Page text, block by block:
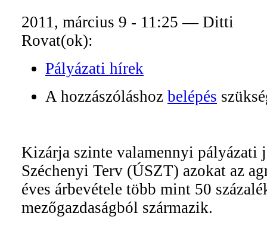
2011, március 9 - 11:25 — Ditti
Rovat(ok):
Pályázati hírek
A hozzászóláshoz belépés
Kizárja szinte valamennyi pályázati
Széchenyi Terv (ÚSZT) azokat az
éves árbevétele több mint 50
mezőgazdaságból származik.